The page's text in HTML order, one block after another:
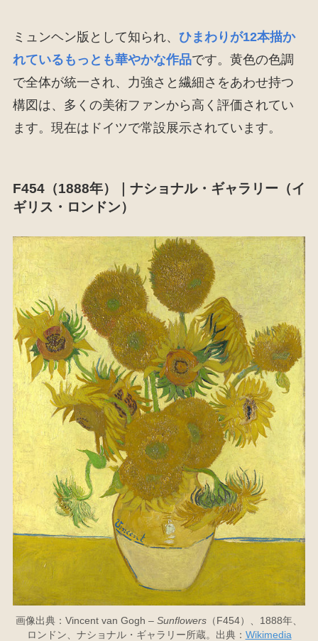
ミュンヘン版として知られ、 ひまわりが12本描か
れているもっとも華やかな作品です。黄色の色調
で全体が統一され、力強さと繊細さをあわせ持つ
構図は、多くの美術ファンから高く評価されてい
ます。現在はドイツで常設展示されています。
F454（1888年）｜ナショナル・ギャラリー（イ
ギリス・ロンドン）
画像出典：Vincent van Gogh – Sunflowers （F454）、1888年、
ロンドン、ナショナル・ギャラリー所蔵。出典： Wikimedia